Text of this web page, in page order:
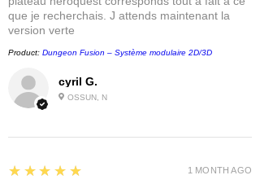
cyril G.
OSSUN, N
que je recherchais. J attends maintenant la
version verte
Product: Dungeon Fusion – Système modulaire 2D/3D
5
★★★★★ 1 MONTH AGO